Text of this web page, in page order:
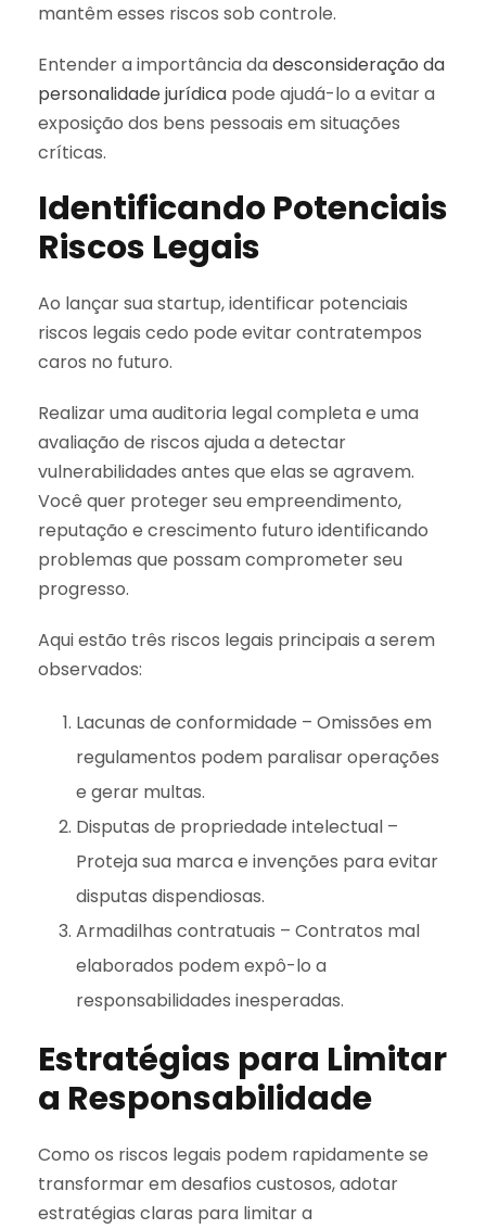
mantêm esses riscos sob controle.
Entender a importância dadesconsideração da
personalidade jurídica pode ajudá-lo a evitar a
exposição dos bens pessoais em situações
críticas.
Identificando Potenciais
Riscos Legais
Ao lançar sua startup, identificar potenciais
riscos legais cedo pode evitar contratempos
caros no futuro.
Realizar uma auditoria legal completa e uma
avaliação de riscos ajuda a detectar
vulnerabilidades antes que elas se agravem.
Você quer proteger seu empreendimento,
reputação e crescimento futuro identificando
problemas que possam comprometer seu
progresso.
Aqui estão três riscos legais principais a serem
observados:
Lacunas de conformidade – Omissões em
regulamentos podem paralisar operações
e gerar multas.
Disputas de propriedade intelectual –
Proteja sua marca e invenções para evitar
disputas dispendiosas.
Armadilhas contratuais – Contratos mal
elaborados podem expô-lo a
responsabilidades inesperadas.
Estratégias para Limitar
a Responsabilidade
Como os riscos legais podem rapidamente se
transformar em desafios custosos, adotar
estratégias claras para limitar a